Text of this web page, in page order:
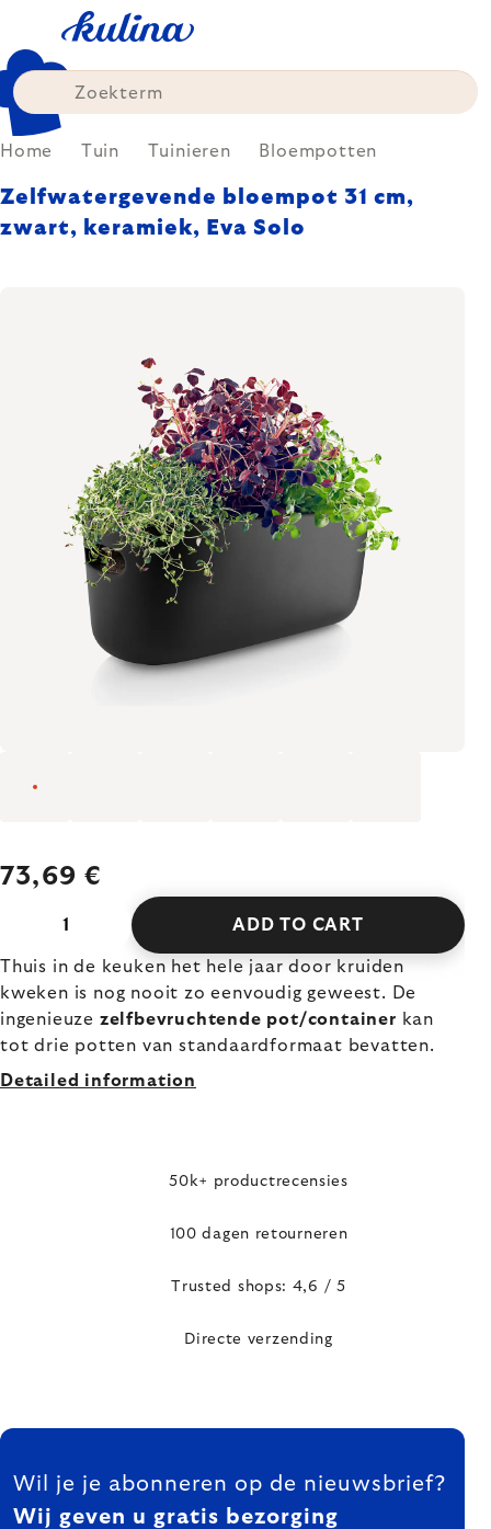
content
Home Tuin Tuinieren Bloempotten
Zelfwatergevende bloempot 31 cm,
zwart, keramiek, Eva Solo
73,69 €
ADD TO CART
Thuis in de keuken het hele jaar door kruiden
kweken is nog nooit zo eenvoudig geweest. De
ingenieuze zelfbevruchtende pot/container kan
tot drie potten van standaardformaat bevatten.
Detailed information
50k+ productrecensies
100 dagen retourneren
Trusted shops: 4,6 / 5
Directe verzending
FOOTER
Wil je je abonneren op de nieuwsbrief?
Wij geven u gratis bezorging